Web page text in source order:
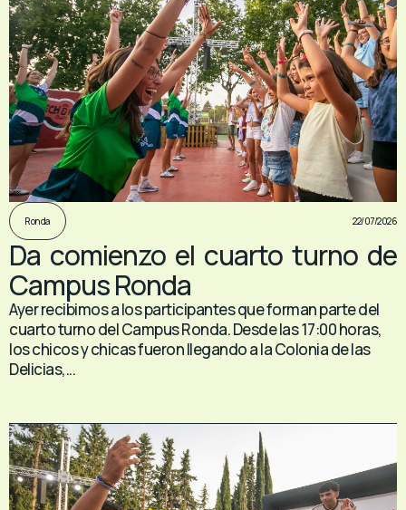
Ronda 22/07/2026
Da comienzo el cuarto turno de
Campus Ronda
Ayer recibimos a los participantes que forman parte del
cuarto turno del Campus Ronda. Desde las 17:00 horas,
los chicos y chicas fueron llegando a la Colonia de las
Delicias,...